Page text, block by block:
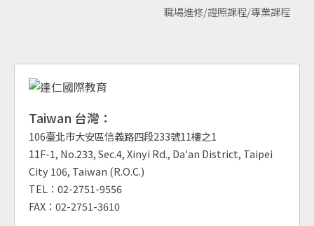
職場進修/證照課程/專業課程
Taiwan 台灣：
106臺北市大安區信義路四段233號11樓之1
11F-1, No.233, Sec.4, Xinyi Rd., Da'an District, Taipei
City 106, Taiwan (R.O.C.)
TEL：02-2751-9556
FAX：02-2751-3610